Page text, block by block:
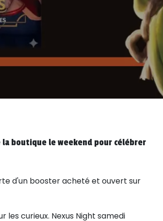
la boutique le weekend pour célébrer
d'un booster acheté et ouvert sur
curieux. Nexus Night samedi